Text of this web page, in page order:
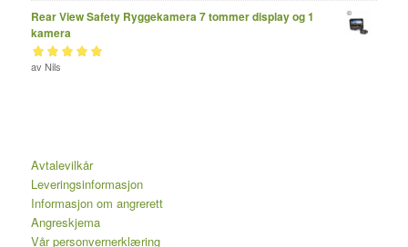
Rear View Safety Ryggekamera 7 tommer display og 1
kamera
Vurdert
av Nils
Avtalevilkår
Leveringsinformasjon
Informasjon om angrerett
Angreskjema
Vår personvernerklæring